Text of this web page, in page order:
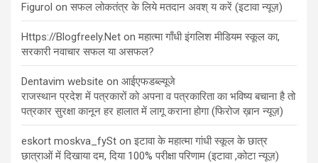
Figurol onसफल लोकतंत्र के लिये मतदान अवश् य करें (इटावा न्यूज़)
Https://Blogfreely.Net onमहात्मा गाँधी इंगलिश मीडियम स्कूल का,
सरकारी नवाचार सफल या असफल?
Dentavim website on आईएफडब्ल्यूजे
राजस्थान प्रदेश में पत्रकारों को‌ अपना व पत्रकारिता का भविष्य बचाना है तो
पत्रकार सुरक्षा कानून हर हालात में लागू कराना होगा (फिरोज ख़ान न्यूज़)
eskort moskva_fySt onइटावा के महात्मा गांधी स्कूल के छात्र
छात्राओं में दिखाया दम, दिया 100% परीक्षा परिणाम (इटावा ,कोटा न्यूज़)